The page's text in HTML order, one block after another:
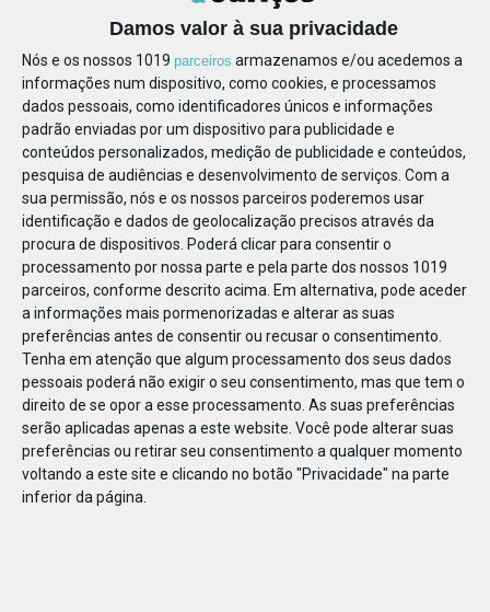
Damos valor à sua privacidade
Nós e os nossos 1019 parceiros armazenamos e/ou acedemos a
informações num dispositivo, como cookies, e processamos
dados pessoais, como identificadores únicos e informações
padrão enviadas por um dispositivo para publicidade e
conteúdos personalizados, medição de publicidade e conteúdos,
pesquisa de audiências e desenvolvimento de serviços. Com a
sua permissão, nós e os nossos parceiros poderemos usar
identificação e dados de geolocalização precisos através da
procura de dispositivos. Poderá clicar para consentir o
processamento por nossa parte e pela parte dos nossos 1019
parceiros, conforme descrito acima. Em alternativa, pode aceder
a informações mais pormenorizadas e alterar as suas
preferências antes de consentir ou recusar o consentimento.
Tenha em atenção que algum processamento dos seus dados
pessoais poderá não exigir o seu consentimento, mas que tem o
direito de se opor a esse processamento. As suas preferências
serão aplicadas apenas a este website. Você pode alterar suas
preferências ou retirar seu consentimento a qualquer momento
voltando a este site e clicando no botão "Privacidade" na parte
inferior da página.
19620391766172